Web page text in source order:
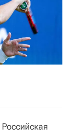
Российская